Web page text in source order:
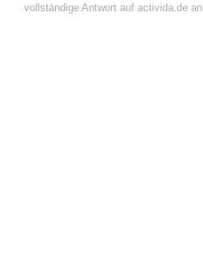
vollständige Antwort auf activida.de an